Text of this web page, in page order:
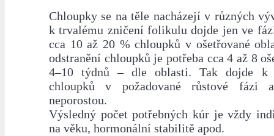
Chloupky se na těle nacházejí v různých
k trvalému zničení folikulu dojde jen ve
cca 10 až 20 % chloupků v ošetřované
odstranění chloupků je potřeba cca 4 až 8
4–10 týdnů – dle oblasti. Tak dojde k
chloupků v požadované růstové fázi
neporostou.
Výsledný počet potřebných kúr je vždy
na věku, hormonální stabilitě apod.